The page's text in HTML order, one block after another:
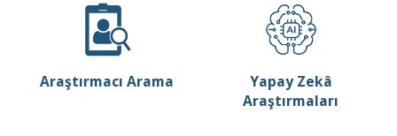
Araştırmacı Arama
Yapay Zekâ
Araştırmaları